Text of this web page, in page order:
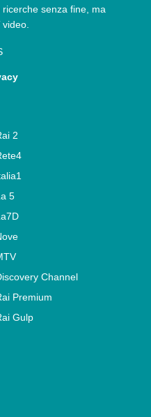
senza fine, ma
2
5
Channel
Premium
Gulp